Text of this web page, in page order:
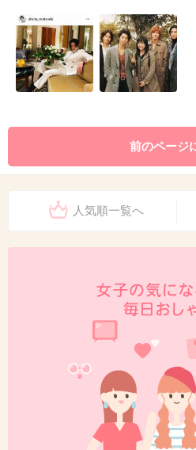
前のページ
人気順一覧へ